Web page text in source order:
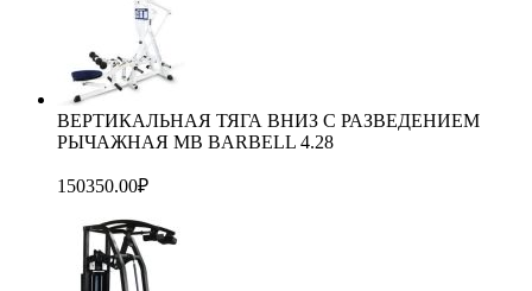
ВЕРТИКАЛЬНАЯ ТЯГА ВНИЗ С РАЗВЕДЕНИЕМ
РЫЧАЖНАЯ MB BARBELL 4.28
150350.00₽